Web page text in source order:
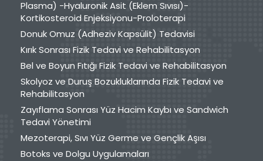
Plasma) -Hyaluronik Asit (Eklem Sıvısı)-
Kortikosteroid Enjeksiyonu-Proloterapi
Donuk Omuz (Adheziv Kapsülit) Tedavisi
Kırık Sonrası Fizik Tedavi ve Rehabilitasyon
Bel ve Boyun Fıtığı Fizik Tedavi ve Rehabilitasyon
Skolyoz ve Duruş Bozukluklarında Fizik Tedavi ve
Rehabilitasyon
Zayıflama Sonrası Yüz Hacim Kaybı ve Sandwich
Tedavi Yönetimi
Mezoterapi, Sıvı Yüz Germe ve Gençlik Aşısı
Botoks ve Dolgu Uygulamaları